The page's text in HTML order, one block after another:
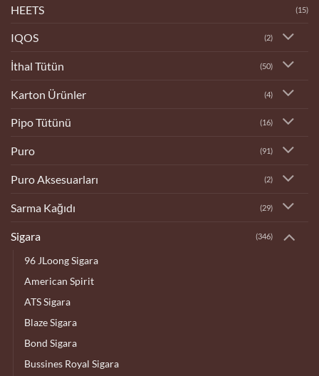
HEETS (15)
IQOS (2)
İthal Tütün (50)
Karton Ürünler (4)
Pipo Tütünü (16)
Puro (91)
Puro Aksesuarları (2)
Sarma Kağıdı (29)
Sigara (346)
96 JLoong Sigara
American Spirit
ATS Sigara
Blaze Sigara
Bond Sigara
Bussines Royal Sigara